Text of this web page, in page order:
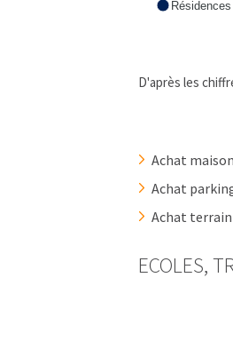
D'après les
Achat
Achat
Achat terrain
ECOLES,